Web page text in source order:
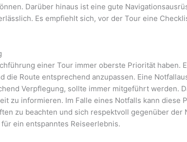
Darüber hinaus ist eine gute
Es empfiehlt sich, vor der Tour eine
einer Tour immer oberste Priorität haben.
die Route entsprechend anzupassen. Eine
Verpflegung, sollte immer mitgeführt werden.
zu informieren. Im Falle eines Notfalls kann diese
zu beachten und sich respektvoll gegenüber
ein entspanntes Reiseerlebnis.